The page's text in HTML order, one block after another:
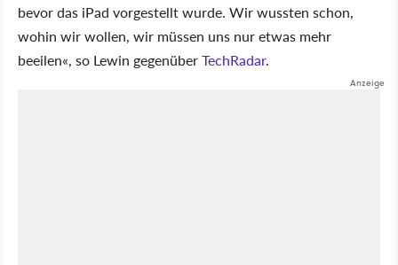
bevor das iPad vorgestellt wurde. Wir wussten schon,
wohin wir wollen, wir müssen uns nur etwas mehr
beeilen«, so Lewin gegenüberTechRadar.